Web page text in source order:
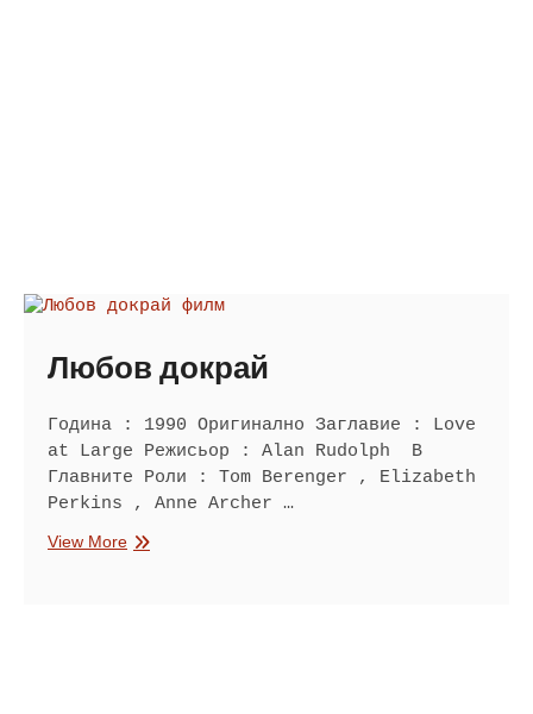
Любов докрай
Година : 1990 Оригинално Заглавие : Love
at Large Режисьор : Alan Rudolph В
Главните Роли : Tom Berenger , Elizabeth
Perkins , Anne Archer …
View MoreЛюбов